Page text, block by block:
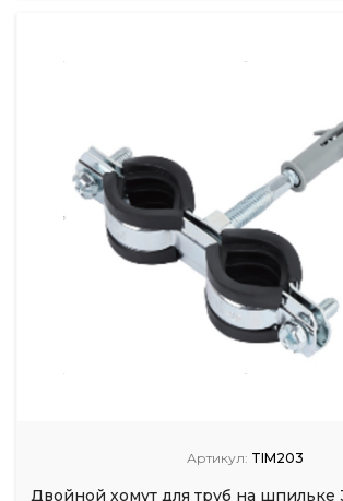
Артикул: TIM203
Двойной хомут для труб на шпильке